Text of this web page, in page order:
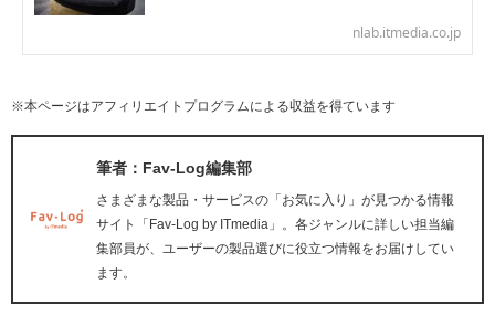
nlab.itmedia.co.jp
※本ページはアフィリエイトプログラムによる収益を得ています
筆者：Fav-Log編集部
さまざまな製品・サービスの「お気に入り」が見つかる情報
サイト「Fav-Log by ITmedia」。各ジャンルに詳しい担当編
集部員が、ユーザーの製品選びに役立つ情報をお届けしてい
ます。